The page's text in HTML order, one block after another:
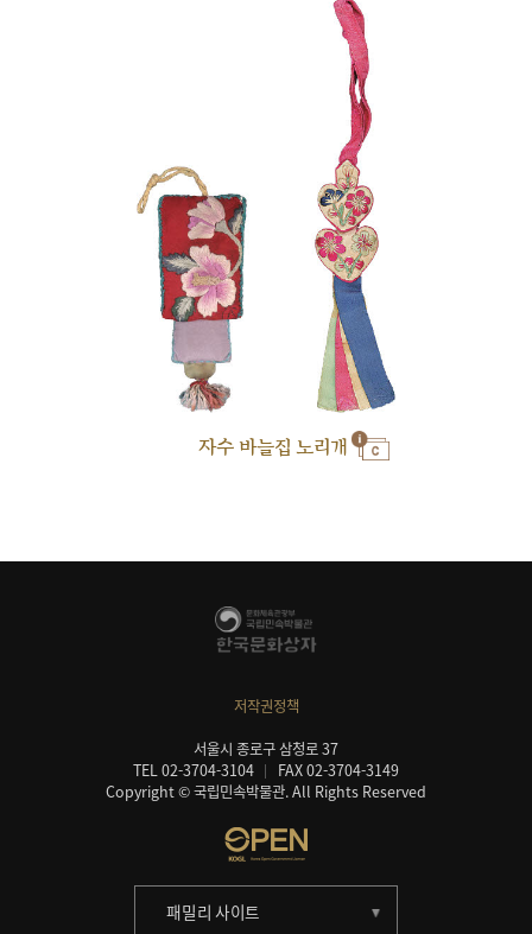
자수 바늘집 노리개
저작권정책
서울시 종로구 삼청로 37
TEL 02-3704-3104
FAX 02-3704-3149
Copyright © 국립민속박물관. All Rights Reserved
패밀리 사이트